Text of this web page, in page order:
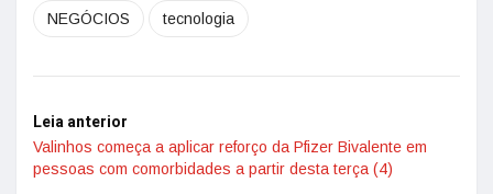
NEGÓCIOS tecnologia
Leia anterior
Valinhos começa a aplicar reforço da Pfizer Bivalente em
pessoas com comorbidades a partir desta terça (4)